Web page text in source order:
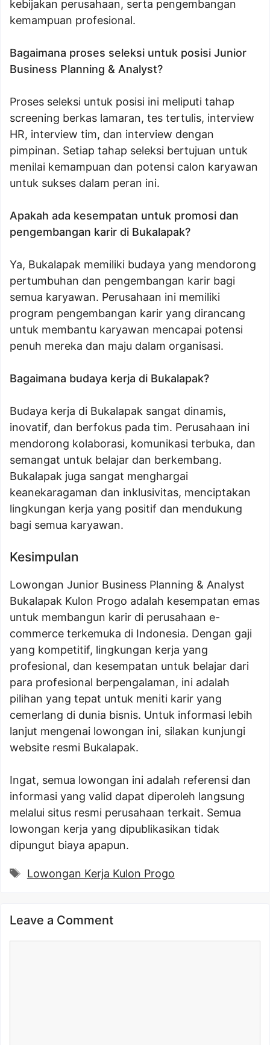
kebijakan perusahaan, serta pengembangan
kemampuan profesional.
Bagaimana proses seleksi untuk posisi Junior
Business Planning & Analyst?
Proses seleksi untuk posisi ini meliputi tahap
screening berkas lamaran, tes tertulis, interview
HR, interview tim, dan interview dengan
pimpinan. Setiap tahap seleksi bertujuan untuk
menilai kemampuan dan potensi calon karyawan
untuk sukses dalam peran ini.
Apakah ada kesempatan untuk promosi dan
pengembangan karir di Bukalapak?
Ya, Bukalapak memiliki budaya yang mendorong
pertumbuhan dan pengembangan karir bagi
semua karyawan. Perusahaan ini memiliki
program pengembangan karir yang dirancang
untuk membantu karyawan mencapai potensi
penuh mereka dan maju dalam organisasi.
Bagaimana budaya kerja di Bukalapak?
Budaya kerja di Bukalapak sangat dinamis,
inovatif, dan berfokus pada tim. Perusahaan ini
mendorong kolaborasi, komunikasi terbuka, dan
semangat untuk belajar dan berkembang.
Bukalapak juga sangat menghargai
keanekaragaman dan inklusivitas, menciptakan
lingkungan kerja yang positif dan mendukung
bagi semua karyawan.
Kesimpulan
Lowongan Junior Business Planning & Analyst
Bukalapak Kulon Progo adalah kesempatan emas
untuk membangun karir di perusahaan e-
commerce terkemuka di Indonesia. Dengan gaji
yang kompetitif, lingkungan kerja yang
profesional, dan kesempatan untuk belajar dari
para profesional berpengalaman, ini adalah
pilihan yang tepat untuk meniti karir yang
cemerlang di dunia bisnis. Untuk informasi lebih
lanjut mengenai lowongan ini, silakan kunjungi
website resmi Bukalapak.
Ingat, semua lowongan ini adalah referensi dan
informasi yang valid dapat diperoleh langsung
melalui situs resmi perusahaan terkait. Semua
lowongan kerja yang dipublikasikan tidak
dipungut biaya apapun.
Tags
Lowongan Kerja Kulon Progo
Leave a Comment